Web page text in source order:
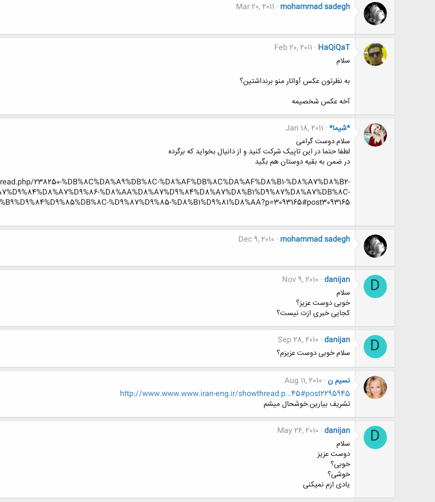
mohammad sadegh
Mar 20, 2011
HaQiQaT
Feb 20, 2011
سلام
به نظرتون عکس آواتار منو برنداشتین؟
آخه عکس شخصیمه
*شیما* Jan 18, 2011
سلام دوست گرامی
لطفا حتما در این تاپیک شرکت کنید و از دانیال بخواید که برگرده
در ضمن به بقیه دوستان هم بگید
238250-%DB%8C%DA%A9%DB%8C-%D8%AF%DB%8C%DA%AF%D8%B1-%D8%A7%D8%B2-
%D8%AA%D8%A7%D9%84%D8%A7%D8%B1%D9%87%D8%A7%DB%8C-
%D9%87%D9%85-%D8%B1%D9%81%D8%AA?p=3093165#post3093165
mohammad sadegh
Dec 9, 2010
D
danijan
Nov 9, 2010
سلام
خوبی دوست عزیز؟
کجایی خبری ازت نیست؟
D
danijan
Sep 28, 2010
سلام خوبی دوست عزیزم؟
نسیم ن Aug 11, 2010
http://www.www.www.iran-eng.ir/showthread.p...45#post2295945
تشریف بیارین.خوشحال میشم
D
danijan
May 26, 2010
سلام
دوست عزیز
خوبی؟
خوشی؟
یادی ازم نمیکنی